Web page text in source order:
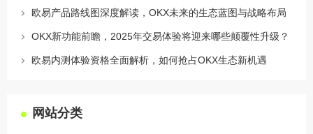
欧易产品路线图深度解读，OKX未来的生态蓝图与战略布局
OKX新功能前瞻，2025年交易体验将迎来哪些颠覆性升级？
欧易内测体验资格全面解析，如何抢占OKX生态新机遇
网站分类